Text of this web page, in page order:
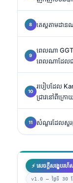
តេស្តតាមដា
ពេលណា GGT
ពេលណាដែលជា
របៀបដែល
ជ្រាវនៅពីក្រោយ
សំណួរដែលសួ
⚡ សេចក្តីសង្ខេបរហ័
v1.0 — ថ្ងៃទី 30